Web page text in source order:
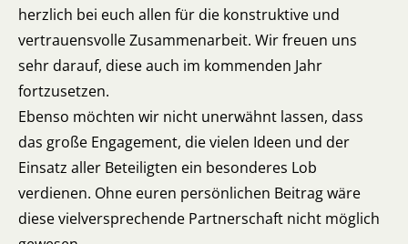
herzlich bei euch allen für die konstruktive und
vertrauensvolle Zusammenarbeit. Wir freuen uns
sehr darauf, diese auch im kommenden Jahr
fortzusetzen.
Ebenso möchten wir nicht unerwähnt lassen, dass
das große Engagement, die vielen Ideen und der
Einsatz aller Beteiligten ein besonderes Lob
verdienen. Ohne euren persönlichen Beitrag wäre
diese vielversprechende Partnerschaft nicht möglich